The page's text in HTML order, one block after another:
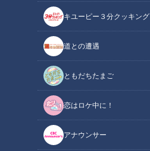
キユーピー３分クッキング
道との遭遇
ともだちたまご
恋はロケ中に！
アナウンサー
CBCテレビ『道との遭遇』
この記事の画像（全13枚）